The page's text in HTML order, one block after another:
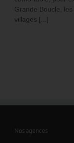
Grande Boucle,
villages [...]
Nos agences